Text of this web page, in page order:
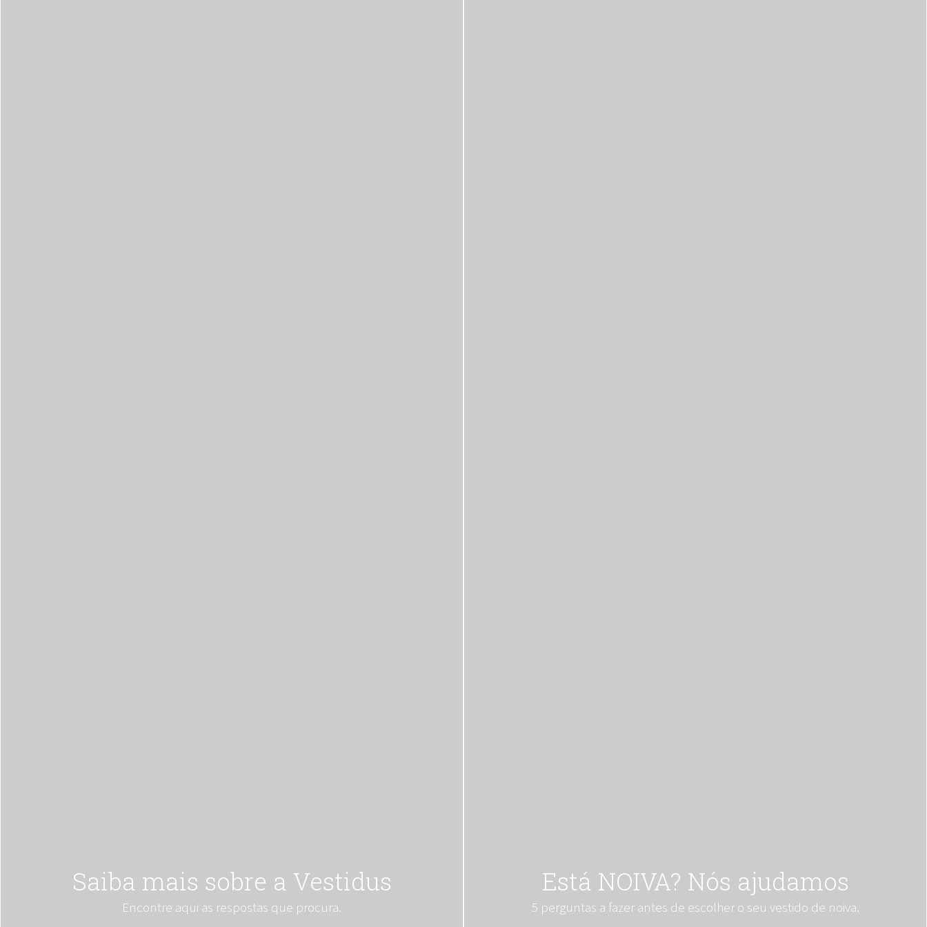
Saiba mais sobre a Vestidus
Encontre aqui as respostas que procura.
Está NOIVA? Nós ajudamos
5 perguntas a fazer antes de escolher o seu vestido de noiva.